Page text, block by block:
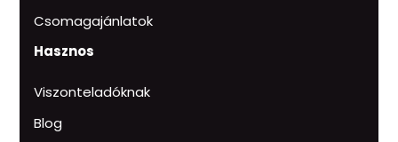
Csomagajánlatok
Hasznos
Viszonteladóknak
Blog